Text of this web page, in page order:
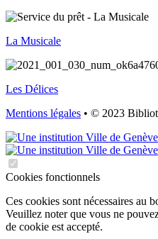
La Musicale
Les Délices
Mentions légales • © 2023
Cookies fonctionnels
Ces cookies sont nécessaires au
Veuillez noter que vous ne
de cookie est accepté.